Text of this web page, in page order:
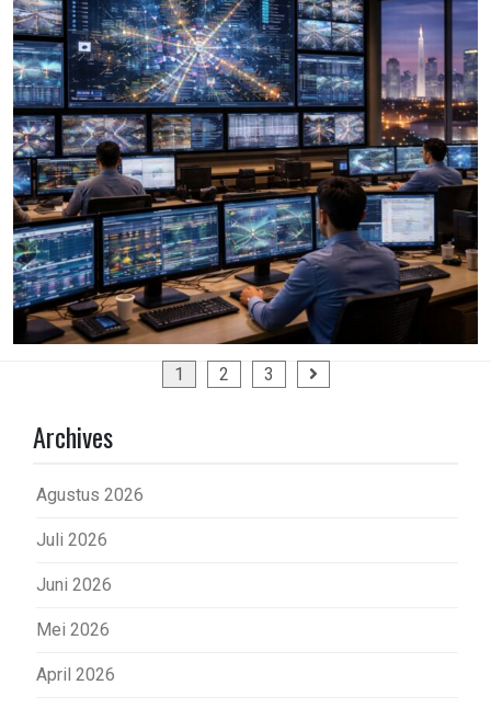
1 2 3
Archives
Agustus 2026
Juli 2026
Juni 2026
Mei 2026
April 2026